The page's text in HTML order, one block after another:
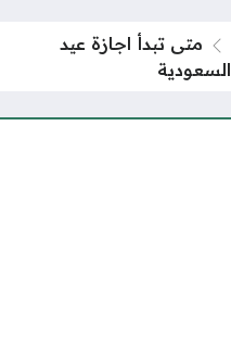
متى تبدأ اجازة عيد